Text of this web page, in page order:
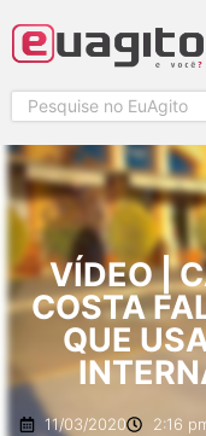
VÍDEO |
COSTA
QUE
11/03/2020 2:16